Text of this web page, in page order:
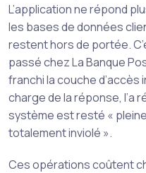
L’application ne répond
les bases de données
restent hors de portée.
passé chez La Banque
franchi la couche d’accès
charge de la réponse, l’a
système est resté «
totalement inviolé ».
Ces opérations coûtent